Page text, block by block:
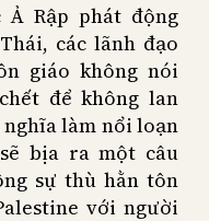
Rập phát động
các lãnh đạo
giáo không nói
để không lan
làm nổi loạn
bịa ra một câu
sự thù hằn tôn
với người